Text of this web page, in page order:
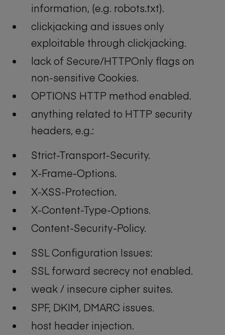
information, (e.g. robots.txt).
clickjacking and issues only
exploitable through clickjacking.
lack of Secure/HTTPOnly flags on
non-sensitive Cookies.
OPTIONS HTTP method enabled.
anything related to HTTP security
headers, e.g.:
Strict-Transport-Security.
X-Frame-Options.
X-XSS-Protection.
X-Content-Type-Options.
Content-Security-Policy.
SSL Configuration Issues:
SSL forward secrecy not enabled.
weak / insecure cipher suites.
SPF, DKIM, DMARC issues.
host header injection.